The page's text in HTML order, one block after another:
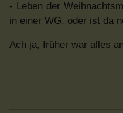
- Leben der
in einer WG, oder ist da
Ach ja, früher war alles